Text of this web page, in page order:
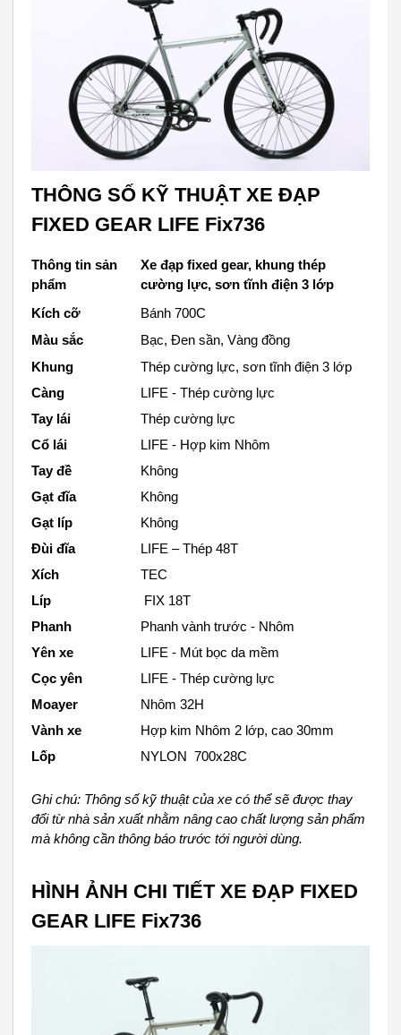
THÔNG SỐ KỸ THUẬT XE ĐẠP
FIXED GEAR LIFE Fix736
Thông tin sản
phẩm
Xe đạp fixed gear, khung thép
cường lực, sơn tĩnh điện 3 lớp
Kích cỡ
Bánh 700C
Màu sắc
Bạc, Đen sần, Vàng đồng
Khung
Thép cường lực, sơn tĩnh điện 3 lớp
Càng
LIFE - Thép cường lực
Tay lái
Thép cường lực
Cổ lái
LIFE - Hợp kim Nhôm
Tay đề
Không
Gạt đĩa
Không
Gạt líp
Không
Đùi đĩa
LIFE – Thép 48T
Xích
TEC
Líp
FIX 18T
Phanh
Phanh vành trước - Nhôm
Yên xe
LIFE - Mút bọc da mềm
Cọc yên
LIFE - Thép cường lực
Moayer
Nhôm 32H
Vành xe
Hợp kim Nhôm 2 lớp, cao 30mm
Lốp
NYLON 700x28C
Ghi chú: Thông số kỹ thuật của xe có thể sẽ được thay
đổi từ nhà sản xuất nhằm nâng cao chất lượng sản phẩm
mà không cần thông báo trước tới người dùng.
HÌNH ẢNH CHI TIẾT XE ĐẠP FIXED
GEAR LIFE Fix736